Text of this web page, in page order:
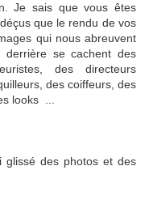
Je sais que vous êtes
que le rendu de vos
qui nous abreuvent
se cachent des
des directeurs
des coiffeurs, des
looks ...
glissé des photos et des